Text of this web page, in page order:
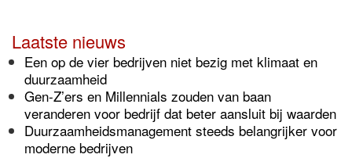
Laatste nieuws
Een op de vier bedrijven niet bezig met klimaat en
duurzaamheid
Gen-Z’ers en Millennials zouden van baan
veranderen voor bedrijf dat beter aansluit bij waarden
Duurzaamheidsmanagement steeds belangrijker voor
moderne bedrijven